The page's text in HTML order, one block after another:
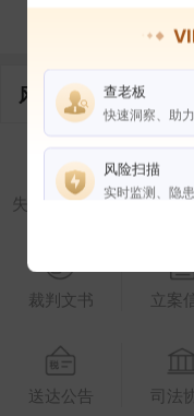
控制企业 所属
风险信息
失信被执行人 被执
裁判文书 立案
送达公告 司法
查老板
快速洞察、助
风险扫描
实时监测、隐
权益说明